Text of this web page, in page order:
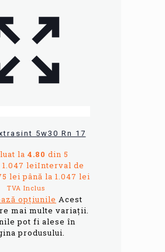
5w30 Rn 17
la 4.80 din 5
1.047 leiInterval de
lei până la 1.047 lei
TVA Inclus
opțiunile Acest
mai multe variații.
pot fi alese în
produsului.